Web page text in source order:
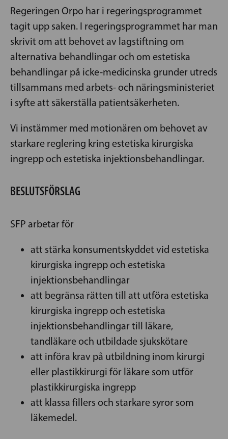
Regeringen Orpo har i regeringsprogrammet
tagit upp saken. I regeringsprogrammet har man
skrivit om att behovet av lagstiftning om
alternativa behandlingar och om estetiska
behandlingar på icke-medicinska grunder utreds
tillsammans med arbets- och näringsministeriet
i syfte att säkerställa patientsäkerheten.
Vi instämmer med motionären om behovet av
starkare reglering kring estetiska kirurgiska
ingrepp och estetiska injektionsbehandlingar.
BESLUTSFÖRSLAG
SFP arbetar för
att stärka konsumentskyddet vid estetiska
kirurgiska ingrepp och estetiska
injektionsbehandlingar
att begränsa rätten till att utföra estetiska
kirurgiska ingrepp och estetiska
injektionsbehandlingar till läkare,
tandläkare och utbildade sjukskötare
att införa krav på utbildning inom kirurgi
eller plastikkirurgi för läkare som utför
plastikkirurgiska ingrepp
att klassa fillers och starkare syror som
läkemedel.